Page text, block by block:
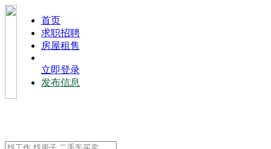
⾸⻚
求职招聘
房屋租售
立即登录
发布信息